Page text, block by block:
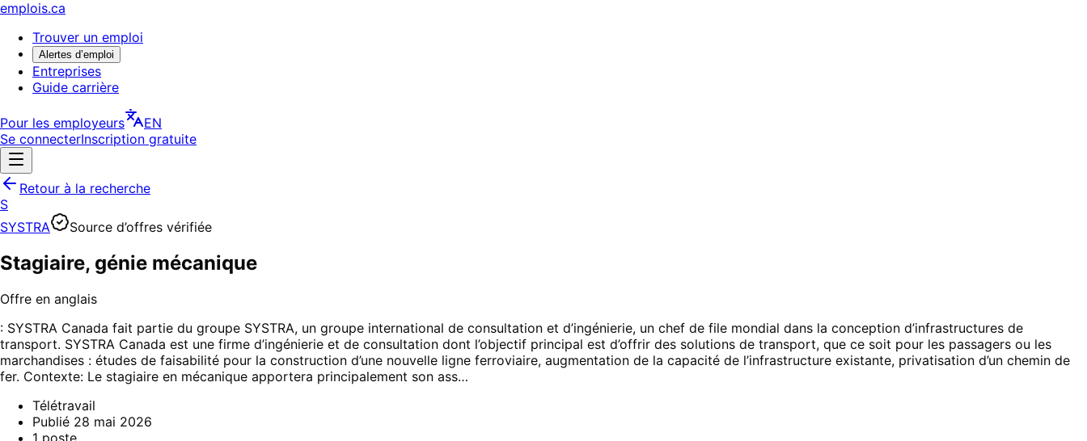
emplois.ca
Trouver un emploi
Alertes d’emploi
Entreprises
Guide carrière
Pour les employeurs
EN
Se connecterInscription gratuite
Retour à la recherche
S
SYSTRA
Source d’offres vérifiée
Stagiaire, génie mécanique
Offre en anglais
: SYSTRA Canada fait partie du groupe SYSTRA, un groupe international de consultation et d’ingénierie, un chef de file mondial dans la conception d’infrastructures de
transport. SYSTRA Canada est une firme d’ingénierie et de consultation dont l’objectif principal est d’offrir des solutions de transport, que ce soit pour les passagers ou les
marchandises : études de faisabilité pour la construction d’une nouvelle ligne ferroviaire, augmentation de la capacité de l’infrastructure existante, privatisation d’un chemin de
fer. Contexte: Le stagiaire en mécanique apportera principalement son ass…
Télétravail
Publié 28 mai 2026
1 poste